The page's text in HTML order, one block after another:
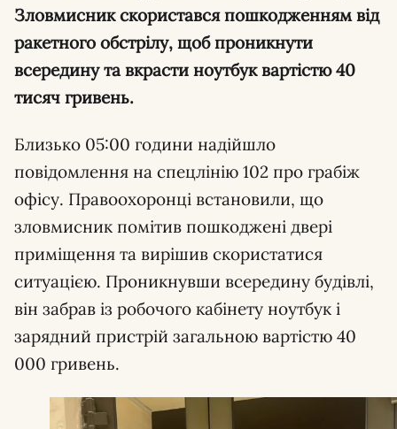
Зловмисник скористався пошкодженням від
ракетного обстрілу, щоб проникнути
всередину та вкрасти ноутбук вартістю 40
тисяч гривень.
Близько 05:00 години надійшло
повідомлення на спецлінію 102 про грабіж
офісу. Правоохоронці встановили, що
зловмисник помітив пошкоджені двері
приміщення та вирішив скористатися
ситуацією. Проникнувши всередину будівлі,
він забрав із робочого кабінету ноутбук і
зарядний пристрій загальною вартістю 40
000 гривень.